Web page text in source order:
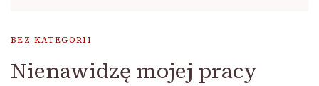
BEZ KATEGORII
Nienawidzę mojej pracy